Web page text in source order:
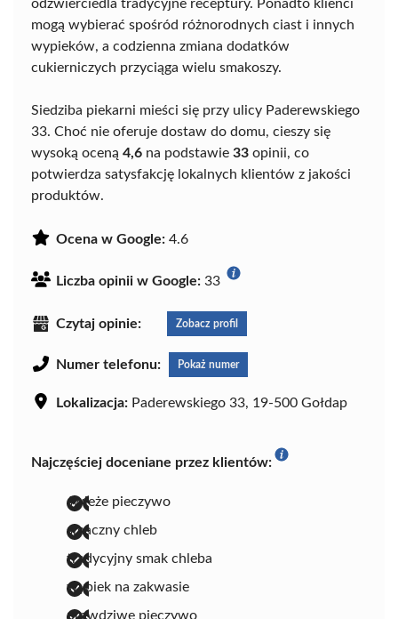
odzwierciedla tradycyjne receptury. Ponadto klienci
mogą wybierać spośród różnorodnych ciast i innych
wypieków, a codzienna zmiana dodatków
cukierniczych przyciąga wielu smakoszy.
Siedziba piekarni mieści się przy ulicy Paderewskiego
33. Choć nie oferuje dostaw do domu, cieszy się
wysoką oceną 4,6 na podstawie 33 opinii, co
potwierdza satysfakcję lokalnych klientów z jakości
produktów.
Ocena w Google: 4.6
Liczba opinii w Google: 33
Czytaj opinie: Zobacz profil
Numer telefonu: Pokaż numer
Lokalizacja: Paderewskiego 33, 19-500 Gołdap
Najczęściej doceniane przez klientów:
świeże pieczywo
smaczny chleb
tradycyjny smak chleba
wypiek na zakwasie
prawdziwe pieczywo